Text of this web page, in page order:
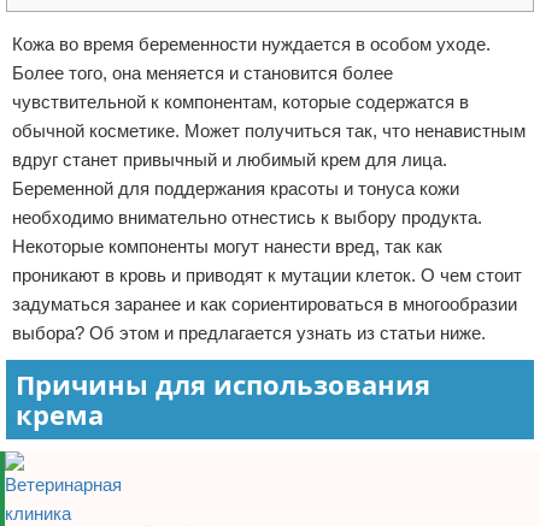
Отказ от ответственности
Кожа во время беременности нуждается в особом уходе.
Более того, она меняется и становится более
чувствительной к компонентам, которые содержатся в
обычной косметике. Может получиться так, что ненавистным
вдруг станет привычный и любимый крем для лица.
Беременной для поддержания красоты и тонуса кожи
необходимо внимательно отнестись к выбору продукта.
Некоторые компоненты могут нанести вред, так как
проникают в кровь и приводят к мутации клеток. О чем стоит
задуматься заранее и как сориентироваться в многообразии
выбора? Об этом и предлагается узнать из статьи ниже.
Причины для использования
крема